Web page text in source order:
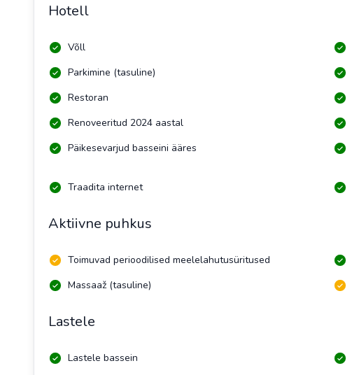
Hotell
Võll
Parkimine (tasuline)
Restoran
Renoveeritud 2024 aastal
Päikesevarjud basseini ääres
Traadita internet
Aktiivne puhkus
Toimuvad perioodilised meelelahutusüritused
Massaaž (tasuline)
Lastele
Lastele bassein